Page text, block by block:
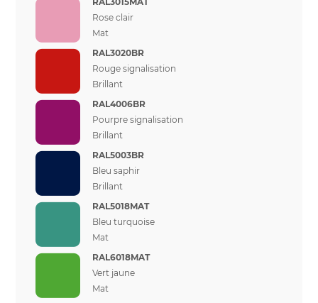
Rose clair
Mat
RAL3020BR
Rouge signalisation
Brillant
RAL4006BR
Pourpre signalisation
Brillant
RAL5003BR
Bleu saphir
Brillant
RAL5018MAT
Bleu turquoise
Mat
RAL6018MAT
Vert jaune
Mat